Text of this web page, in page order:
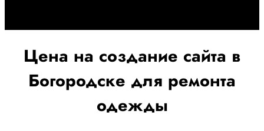
Цена на создание сайта в
Богородске для ремонта
одежды